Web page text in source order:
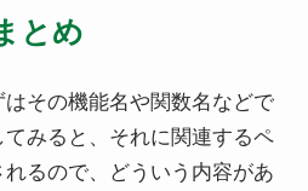
とめ
はその機能名や関数名などで
みると、それに関連するペ
るので、どういう内容があ